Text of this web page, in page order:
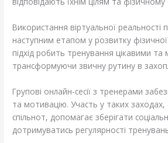
Використання віртуальної реальності
наступним етапом у розвитку
підхід робить тренування цікавими
трансформуючи звичну рутину в
Групові онлайн-сесії з тренерами
та мотивацію. Участь у таких заходах,
спільнот, допомагає зберігати
дотримуватись регулярності